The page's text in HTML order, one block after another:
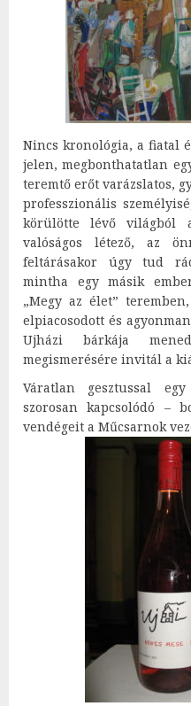
Nincs kronológia, a fiatal
jelen, megbonthatatlan
teremtő erőt varázslatos,
professzionális
körülötte lévő világból
valóságos létező, az
feltárásakor úgy tud
mintha egy másik
„Megy az élet”
elpiacosodott és
Ujházi bárkája
megismerésére invitál a
Váratlan gesztussal
szorosan kapcsolódó –
vendégeit a Műcsarnok